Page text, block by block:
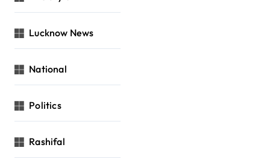
Lucknow News
National
Politics
Rashifal